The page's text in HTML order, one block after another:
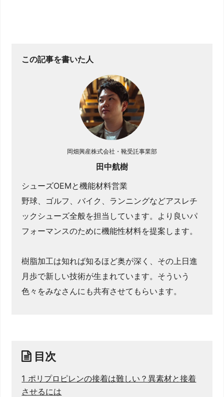
この記事を書いた人
岡畑興産株式会社・靴受託事業部
田中航樹
シューズOEMと機能材料営業
野球、ゴルフ、バイク、ランニングなどアスレチ
ックシューズ全般を担当しています。より良いパ
フォーマンスのために機能性材料を提案します。
樹脂加工は知れば知るほど奥が深く、その上日進
月歩で新しい技術が生まれています。そういう
色々をみなさんにも共有させてもらいます。
目次
1 ポリプロピレンの接着は難しい？異素材と接着
させるには